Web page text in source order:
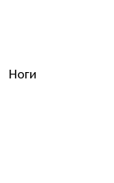
Ноги